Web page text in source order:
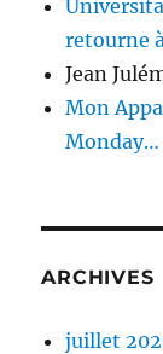
retourne
Jean
Mon
Monday…
ARCHIVES
juillet